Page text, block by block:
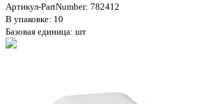
Артикул-PartNumber: 782412
В упаковке: 10
Базовая единица: шт